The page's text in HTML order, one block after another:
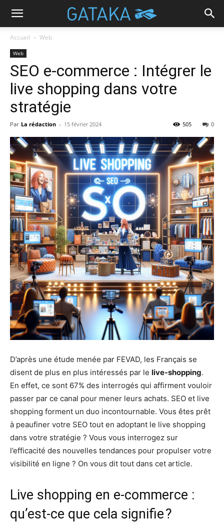
Accueil Web
Web
SEO e-commerce : Intégrer le
live shopping dans votre
stratégie
Par La rédaction - 15 février 2024 0
505
D’après une étude menée par FEVAD, les Français se
disent de plus en plus intéressés par le live-shopping.
En effet, ce sont 67% des interrogés qui affirment vouloir
passer par ce canal pour mener leurs achats. SEO et live
shopping forment un duo incontournable. Vous êtes prêt
à peaufiner votre SEO tout en adoptant le live shopping
dans votre stratégie ? Vous vous interrogez sur
l’efficacité des nouvelles tendances pour propulser votre
visibilité en ligne ? On vous dit tout dans cet article.
Live shopping en e-commerce :
qu’est-ce que cela signifie ?